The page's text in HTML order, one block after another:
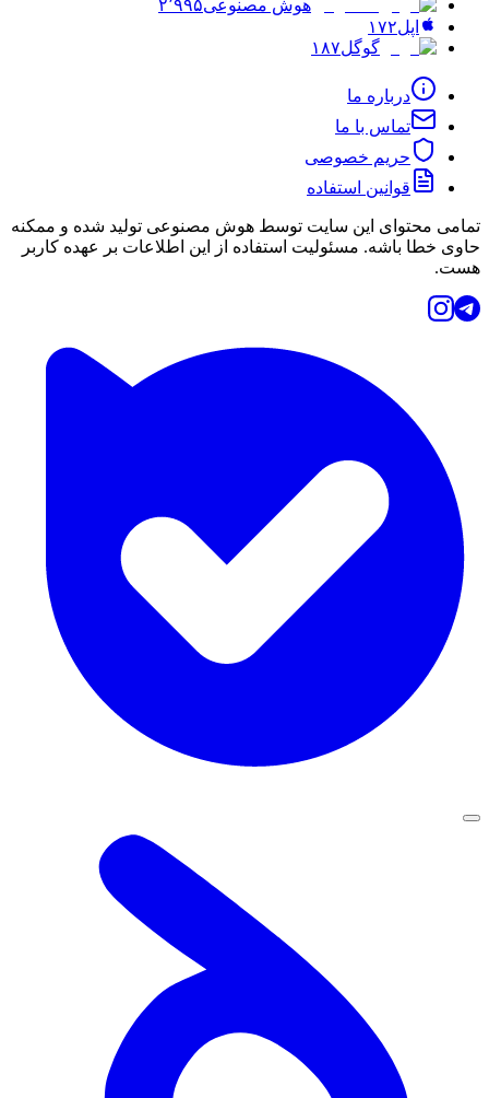
هوش مصنوعی۲٬۹۹۵
اپل۱۷۲
گوگل۱۸۷
درباره ما
تماس با ما
حریم خصوصی
قوانین استفاده
تمامی محتوای این سایت توسط هوش مصنوعی تولید شده و ممکنه
حاوی خطا باشه. مسئولیت استفاده از این اطلاعات بر عهده کاربر
هست.